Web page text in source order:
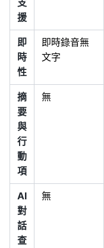
援
即
時
性
即時錄音無
文字
摘
要
與
行
動
項
無
AI
對
話
查
無